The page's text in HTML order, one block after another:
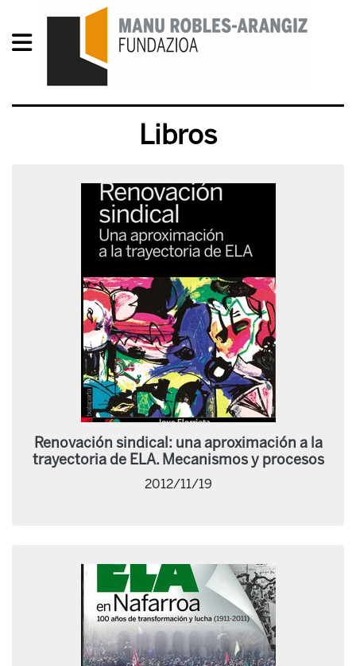
Libros
Renovación sindical: una aproximación a la
trayectoria de ELA. Mecanismos y procesos
2012/11/19